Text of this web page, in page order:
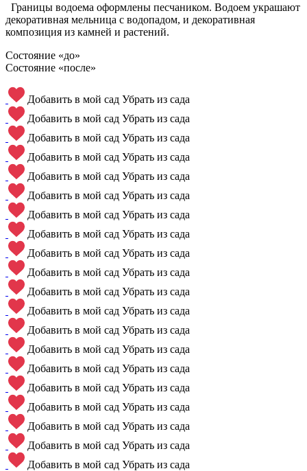
Границы водоема оформлены песчаником. Водоем украшают
декоративная мельница с водопадом, и декоративная
композиция из камней и растений.
Состояние «до»
Состояние «после»
Добавить в мой сад Убрать из сада
Добавить в мой сад Убрать из сада
Добавить в мой сад Убрать из сада
Добавить в мой сад Убрать из сада
Добавить в мой сад Убрать из сада
Добавить в мой сад Убрать из сада
Добавить в мой сад Убрать из сада
Добавить в мой сад Убрать из сада
Добавить в мой сад Убрать из сада
Добавить в мой сад Убрать из сада
Добавить в мой сад Убрать из сада
Добавить в мой сад Убрать из сада
Добавить в мой сад Убрать из сада
Добавить в мой сад Убрать из сада
Добавить в мой сад Убрать из сада
Добавить в мой сад Убрать из сада
Добавить в мой сад Убрать из сада
Добавить в мой сад Убрать из сада
Добавить в мой сад Убрать из сада
Добавить в мой сад Убрать из сада